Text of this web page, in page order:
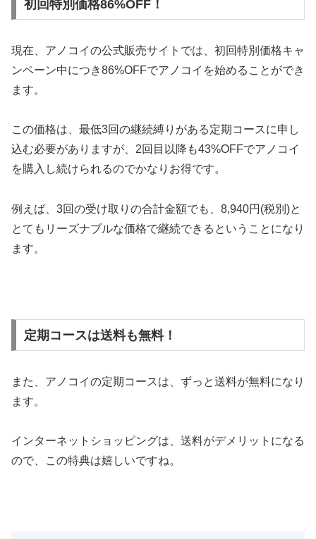
初回特別価格86%OFF！
現在、アノコイの公式販売サイトでは、初回特別価格キャ
ンペーン中につき86%OFFでアノコイを始めることができ
ます。
この価格は、最低3回の継続縛りがある定期コースに申し
込む必要がありますが、2回目以降も43%OFFでアノコイ
を購入し続けられるのでかなりお得です。
例えば、3回の受け取りの合計金額でも、8,940円(税別)と
とてもリーズナブルな価格で継続できるということになり
ます。
定期コースは送料も無料！
また、アノコイの定期コースは、ずっと送料が無料になり
ます。
インターネットショッピングは、送料がデメリットになる
ので、この特典は嬉しいですね。